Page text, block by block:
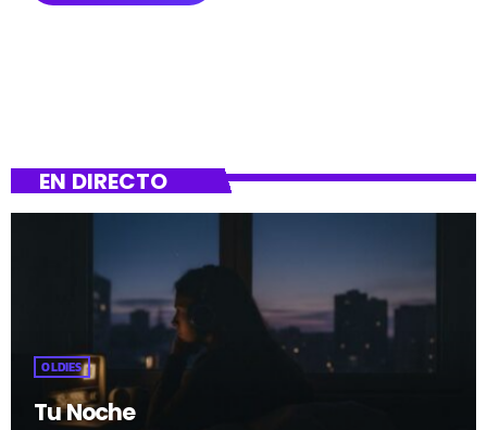
EN DIRECTO
OLDIES
Tu Noche